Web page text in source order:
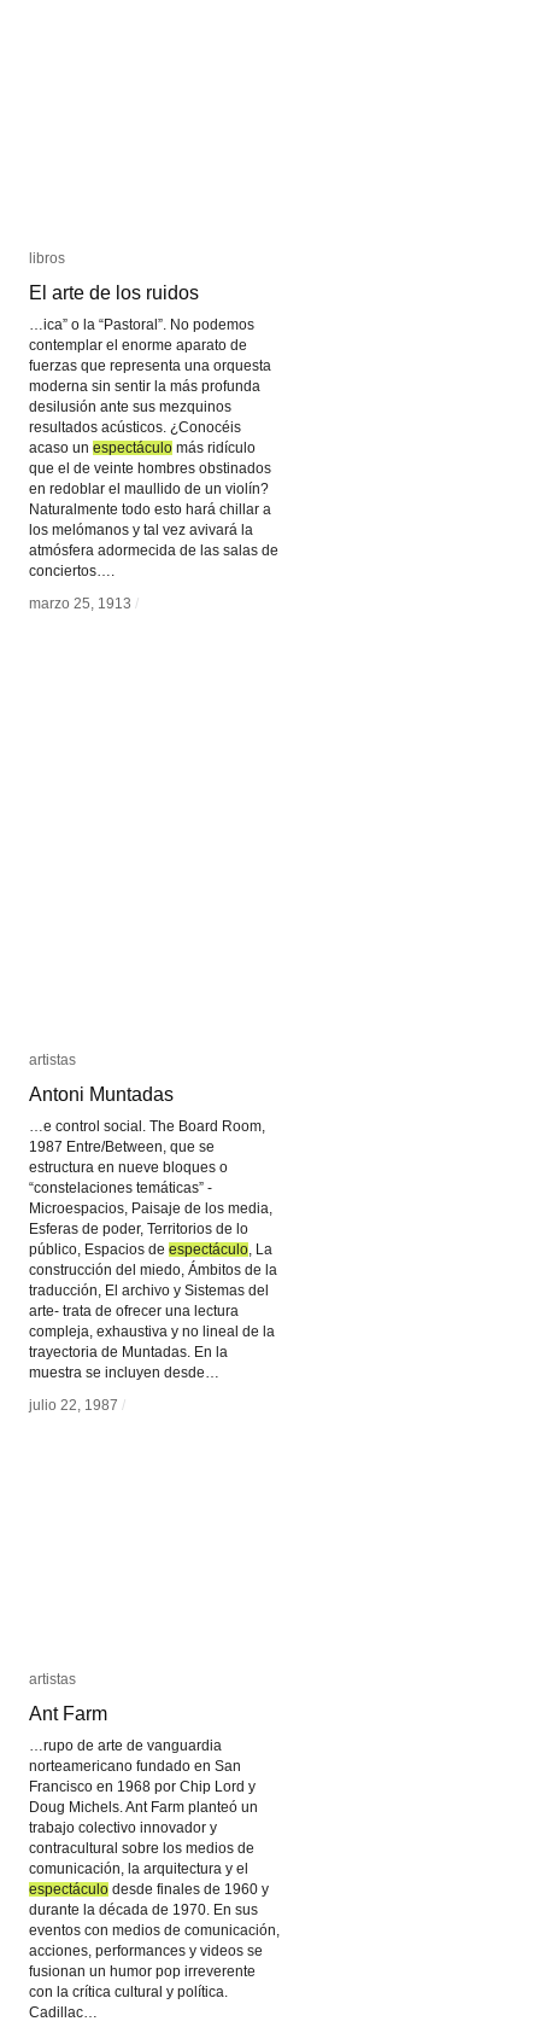
libros
El arte de los ruidos
…ica” o la “Pastoral”. No podemos
contemplar el enorme aparato de
fuerzas que representa una orquesta
moderna sin sentir la más profunda
desilusión ante sus mezquinos
resultados acústicos. ¿Conocéis
acaso un espectáculo más ridículo
que el de veinte hombres obstinados
en redoblar el maullido de un violín?
Naturalmente todo esto hará chillar a
los melómanos y tal vez avivará la
atmósfera adormecida de las salas de
conciertos….
marzo 25, 1913 /
libros
El arte de los ruidos
espectáculo
marzo 25, 1913 /
artistas
Antoni Muntadas
…e control social. The Board Room,
1987 Entre/Between, que se
estructura en nueve bloques o
“constelaciones temáticas” -
Microespacios, Paisaje de los media,
Esferas de poder, Territorios de lo
público, Espacios de espectáculo , La
construcción del miedo, Ámbitos de la
traducción, El archivo y Sistemas del
arte- trata de ofrecer una lectura
compleja, exhaustiva y no lineal de la
trayectoria de Muntadas. En la
muestra se incluyen desde…
julio 22, 1987 /
artistas
Antoni Muntadas
espectáculo
julio 22, 1987 /
artistas
Ant Farm
…rupo de arte de vanguardia
norteamericano fundado en San
Francisco en 1968 por Chip Lord y
Doug Michels. Ant Farm planteó un
trabajo colectivo innovador y
contracultural sobre los medios de
comunicación, la arquitectura y el
espectáculo desde finales de 1960 y
durante la década de 1970. En sus
eventos con medios de comunicación,
acciones, performances y videos se
fusionan un humor pop irreverente
con la crítica cultural y política.
Cadillac…
artistas
Ant Farm
espectáculo